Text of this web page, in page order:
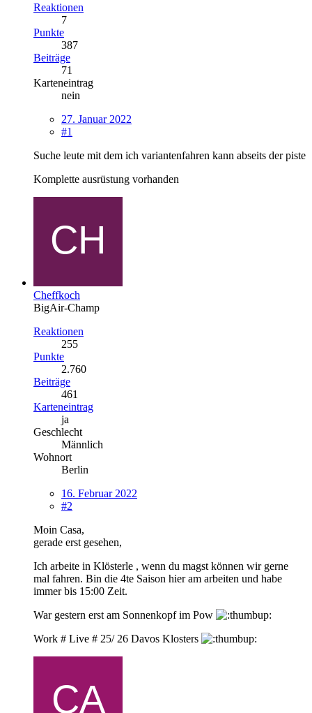
Reaktionen
7
Punkte
387
Beiträge
71
Karteneintrag
nein
27. Januar 2022
#1
Suche leute mit dem ich variantenfahren kann abseits der piste
Komplette ausrüstung vorhanden
Cheffkoch
BigAir-Champ
Reaktionen
255
Punkte
2.760
Beiträge
461
Karteneintrag
ja
Geschlecht
Männlich
Wohnort
Berlin
16. Februar 2022
#2
Moin Casa,
gerade erst gesehen,
Ich arbeite in Klösterle , wenn du magst können wir gerne
mal fahren. Bin die 4te Saison hier am arbeiten und habe
immer bis 15:00 Zeit.
War gestern erst am Sonnenkopf im Pow
Work # Live # 25/ 26 Davos Klosters